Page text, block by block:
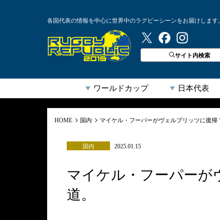
各国代表の情報を中心に世界中のラグビーシーンをお届けします
ラグビーリパブリック
サイト内検索
ワールドカップ 日本代表
HOME 国内 マイケル・フーパーがヴェルブリッツに復帰
国内 2025.01.15
マイケル・フーパーが
道。